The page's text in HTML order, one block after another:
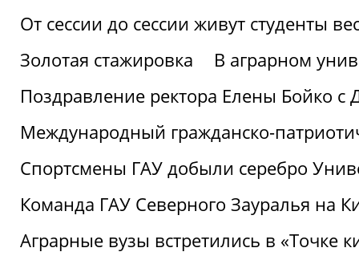
От сессии до сессии живут студенты
Золотая стажировка
В аграрном
Поздравление ректора Елены Бойко с
Международный гражданско-
Спортсмены ГАУ добыли серебро
Команда ГАУ Северного Зауралья на
Аграрные вузы встретились в «Точке